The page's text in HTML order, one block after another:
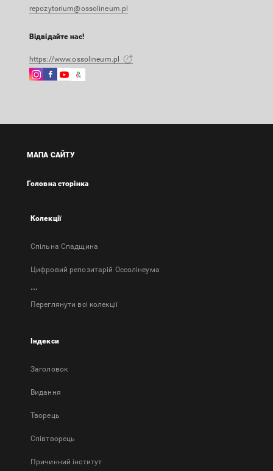
repozytorium@ossolineum.pl
Відвідайте нас!
https://www.ossolineum.pl
Instagram
в
Facebook
в
Instagram
в
Google
Зовнішнє
в
вкладці
МАПА САЙТУ
Головна сторінка
Колекції
Спільна Спадщина
Цифровий репозитарій Оссолінеума
...
Переглянути всі колекції
Індекси
Заголовок
Bидання
Творець
Співтворець
Причинний інститут